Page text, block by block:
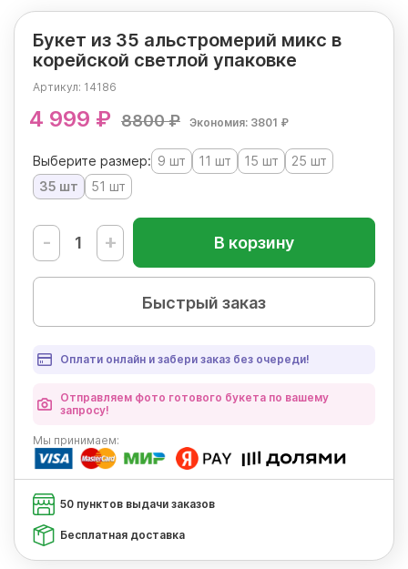
Букет из 35 альстромерий микс в
корейской светлой упаковке
Артикул: 14186
4 999 ₽ 8800 ₽ Экономия: 3801 ₽
Выберите размер: 9 шт 11 шт 15 шт
25 шт
35 шт
51 шт
- + В корзину
Быстрый заказ
Оплати онлайн и забери заказ без очереди!
Отправляем фото готового букета по вашему
запросу!
Мы принимаем:
50 пунктов выдачи заказов
Бесплатная доставка